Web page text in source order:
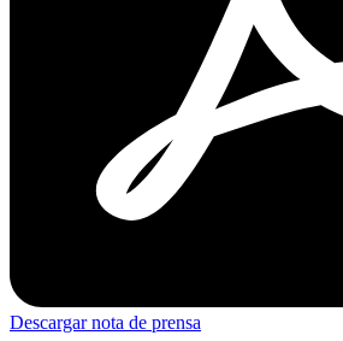
Descargar nota de prensa